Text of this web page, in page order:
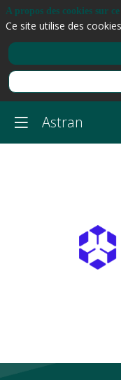
Astran
A propos des cookies sur
Ce site utilise des